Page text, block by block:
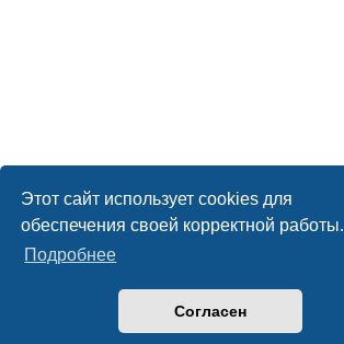
Этот сайт использует cookies для
обеспечения своей корректной работы.
Подробнее
Согласен